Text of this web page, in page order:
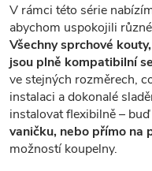
V rámci této série
abychom uspokojili
Všechny sprchové
jsou plně kompatibilní
ve stejných rozměrech,
instalaci a dokonalé
instalovat flexibilně –
vaničku, nebo přímo na
možností koupelny.